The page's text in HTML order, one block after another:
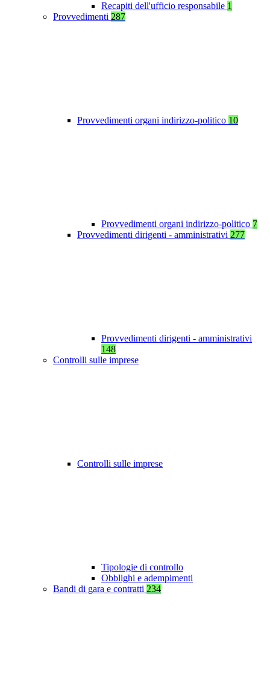
Recapiti dell'ufficio responsabile 1
Provvedimenti 287
Provvedimenti organi indirizzo-politico 10
Provvedimenti organi indirizzo-politico 7
Provvedimenti dirigenti - amministrativi 277
Provvedimenti dirigenti - amministrativi
148
Controlli sulle imprese
Controlli sulle imprese
Tipologie di controllo
Obblighi e adempimenti
Bandi di gara e contratti 234